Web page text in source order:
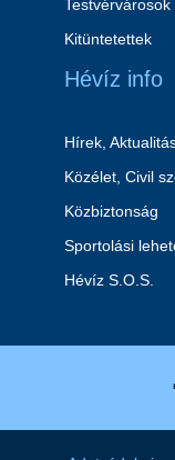
Testvérvárosok
Kitüntetettek
Hévíz info
Hírek,
Közélet, Civil
Közbiztonság
Sportolási
Hévíz S.O.S.